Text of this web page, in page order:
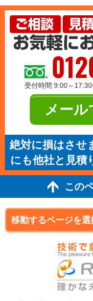
受付時間 9:00～17:30
メール
絶対に損はさせ
にも他社と見積
この